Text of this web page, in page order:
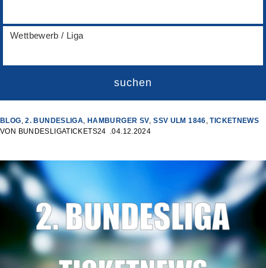
Wettbewerb / Liga
suchen
BLOG,2. BUNDESLIGA, HAMBURGER SV,SSV ULM 1846,TICKETNEWS
VON BUNDESLIGATICKETS24 04.12.2024